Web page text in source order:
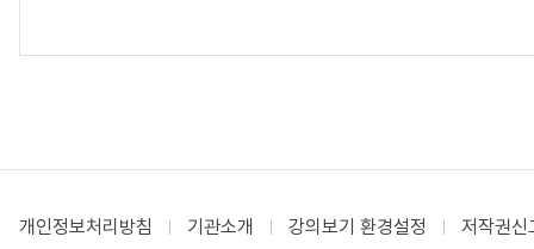
개인정보처리방침 기관소개 강의보기 환경설정 저작권신